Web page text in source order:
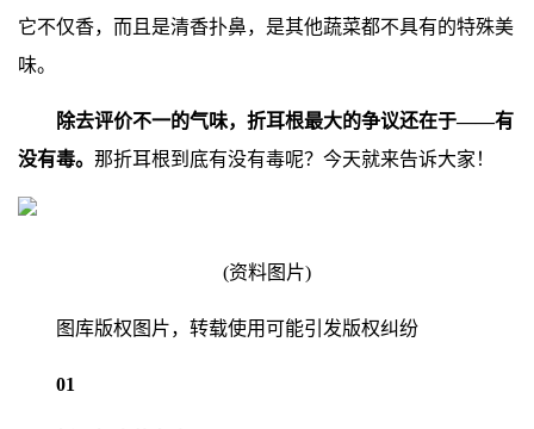
它不仅香，而且是清香扑鼻，是其他蔬菜都不具有的特殊美
味。
除去评价不一的气味，折耳根最大的争议还在于——有
没有毒。 那折耳根到底有没有毒呢？今天就来告诉大家！
(资料图片)
图库版权图片，转载使用可能引发版权纠纷
01